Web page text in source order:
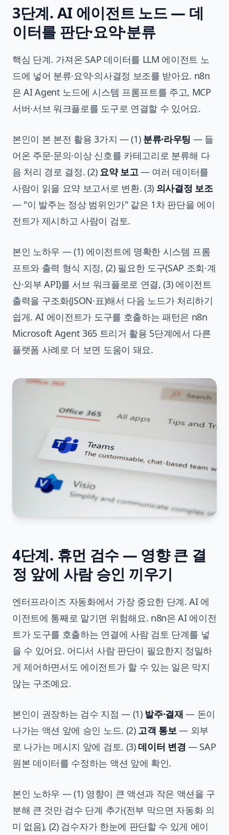
3단계. AI 에이전트 노드 — 데
이터를 판단·요약·분류
핵심 단계. 가져온 SAP 데이터를 LLM 에이전트 노
드에 넣어 분류·요약·의사결정 보조를 받아요. n8n
은 AI Agent 노드에 시스템 프롬프트를 주고, MCP
서버·서브 워크플로를 도구로 연결할 수 있어요.
본인이 본 본전 활용 3가지 — (1) 분류·라우팅 — 들
어온 주문·문의·이상 신호를 카테고리로 분류해 다
음 처리 경로 결정. (2) 요약 보고— 여러 데이터를
사람이 읽을 요약 보고서로 변환. (3) 의사결정 보조
— "이 발주는 정상 범위인가" 같은 1차 판단을 에이
전트가 제시하고 사람이 검토.
본인 노하우 — (1) 에이전트에 명확한 시스템 프롬
프트와 출력 형식 지정, (2) 필요한 도구(SAP 조회·계
산·외부 API)를 서브 워크플로로 연결, (3) 에이전트
출력을 구조화(JSON·표)해서 다음 노드가 처리하기
쉽게. AI 에이전트가 도구를 호출하는 패턴은 n8n
Microsoft Agent 365 트리거 활용 5단계에서 다른
플랫폼 사례로 더 보면 도움이 돼요.
4단계. 휴먼 검수 — 영향 큰 결
정 앞에 사람 승인 끼우기
엔터프라이즈 자동화에서 가장 중요한 단계. AI 에
이전트에 통째로 맡기면 위험해요. n8n은 AI 에이전
트가 도구를 호출하는 연결에 사람 검토 단계를 넣
을 수 있어요. 어디서 사람 판단이 필요한지 정밀하
게 제어하면서도 에이전트가 할 수 있는 일은 막지
않는 구조예요.
본인이 권장하는 검수 지점 — (1) 발주·결재 — 돈이
나가는 액션 앞에 승인 노드. (2) 고객 통보— 외부
로 나가는 메시지 앞에 검토. (3) 데이터 변경 — SAP
원본 데이터를 수정하는 액션 앞에 확인.
본인 노하우 — (1) 영향이 큰 액션과 작은 액션을 구
분해 큰 것만 검수 단계 추가(전부 막으면 자동화 의
미 없음), (2) 검수자가 한눈에 판단할 수 있게 에이